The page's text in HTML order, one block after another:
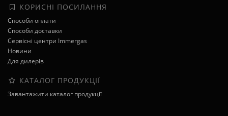
КОРИСНІ ПОСИЛАННЯ
Способи оплати
Способи доставки
Сервісні центри Immergas
Новини
Для дилерів
КАТАЛОГ ПРОДУКЦІЇ
Завантажити каталог продукції